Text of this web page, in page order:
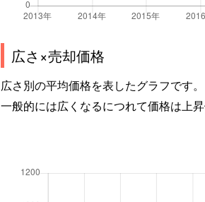
広さ×売却価格
広さ別の平均価格を表したグラフです。
一般的には広くなるにつれて価格は上昇